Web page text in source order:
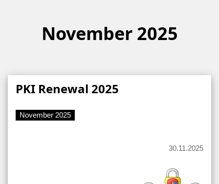
November 2025
PKI Renewal 2025
November 2025
30.11.2025